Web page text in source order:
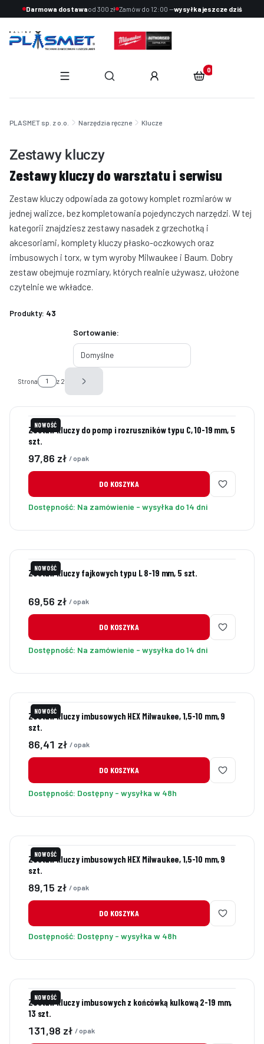
Darmowa dostawaod 300 zł Zamów do 12:00 —wysyłka jeszcze dziś
Otwórz wyszukiwarkę
Produkty w
PLASMET sp. z o.o. Narzędzia ręczne Klucze
Zestawy kluczy
Zestawy kluczy do warsztatu i serwisu
Zestaw kluczy odpowiada za gotowy komplet rozmiarów w
jednej walizce, bez kompletowania pojedynczych narzędzi. W tej
kategorii znajdziesz zestawy nasadek z grzechotką i
akcesoriami, komplety kluczy płasko-oczkowych oraz
imbusowych i torx, w tym wyroby Milwaukee i Baum. Dobry
zestaw obejmuje rozmiary, których realnie używasz, ułożone
czytelnie we wkładce.
Produkty: 43
Lista produktówSortowanie:
Domyślne
Strona z 2 Następne produkty
NOWOŚĆ
Zestaw kluczy do pomp i rozruszników typu C, 10-19 mm, 5
szt.
Cena
97,86 zł / opak
DO KOSZYKA
Dostępność: Na zamówienie - wysyłka do 14 dni
NOWOŚĆ
Zestaw kluczy fajkowych typu L 8-19 mm, 5 szt.
Cena
69,56 zł / opak
DO KOSZYKA
Dostępność: Na zamówienie - wysyłka do 14 dni
NOWOŚĆ
Zestaw kluczy imbusowych HEX Milwaukee, 1,5-10 mm, 9
szt.
Cena
86,41 zł / opak
DO KOSZYKA
Dostępność: Dostępny - wysyłka w 48h
NOWOŚĆ
Zestaw kluczy imbusowych HEX Milwaukee, 1,5-10 mm, 9
szt.
Cena
89,15 zł / opak
DO KOSZYKA
Dostępność: Dostępny - wysyłka w 48h
NOWOŚĆ
Zestaw kluczy imbusowych z końcówką kulkową 2-19 mm,
13 szt.
Cena
131,98 zł / opak